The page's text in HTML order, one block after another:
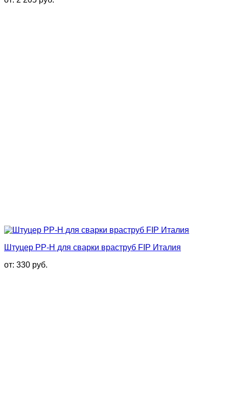
Штуцер PP-H для сварки враструб FIP Италия
от: 330 руб.